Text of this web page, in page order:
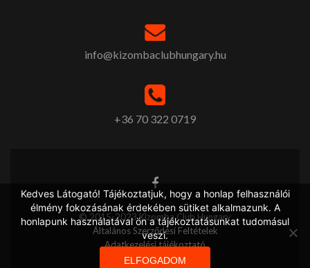
info@kizombaclubhungary.hu
+36 70 322 0719
© 2015-2023 Kizomba Club Hungary
Általános Szerződési Feltételek
Adatkezelési tájékoztató
Kedves Látogató! Tájékoztatjuk, hogy a honlap felhasználói
élmény fokozásának érdekében sütiket alkalmazunk. A
honlapunk használatával ön a tájékoztatásunkat tudomásul
veszi.
ELFOGADOM